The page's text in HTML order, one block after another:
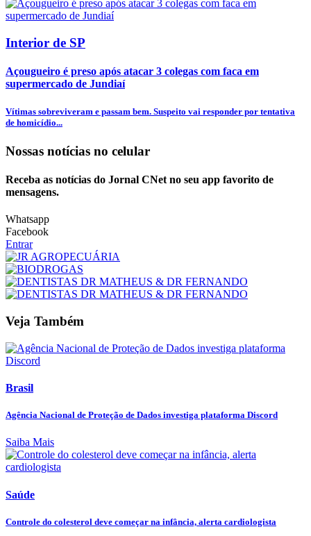
Interior de SP
Açougueiro é preso após atacar 3 colegas com faca em
supermercado de Jundiaí
Vítimas sobreviveram e passam bem. Suspeito vai responder por tentativa
de homicídio...
Nossas notícias no celular
Receba as notícias do Jornal CNet no seu app favorito de
mensagens.
Whatsapp
Facebook
Entrar
Veja Também
Brasil
Agência Nacional de Proteção de Dados investiga plataforma Discord
Saiba Mais
Saúde
Controle do colesterol deve começar na infância, alerta cardiologista